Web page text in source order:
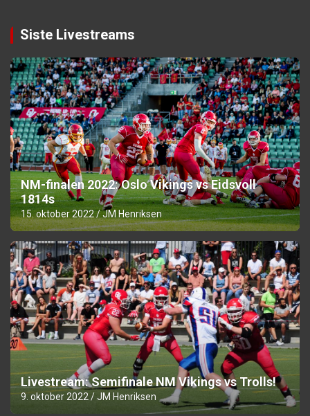
Siste Livestreams
NM-finalen 2022: Oslo Vikings vs Eidsvoll
1814s
15. oktober 2022 JM Henriksen
Livestream: Semifinale NM Vikings vs Trolls!
9. oktober 2022 JM Henriksen